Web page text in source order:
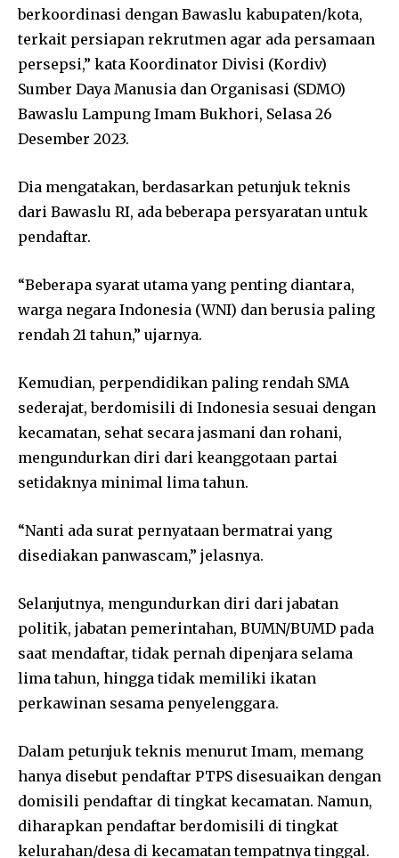
berkoordinasi dengan Bawaslu kabupaten/kota,
terkait persiapan rekrutmen agar ada persamaan
persepsi,” kata Koordinator Divisi (Kordiv)
Sumber Daya Manusia dan Organisasi (SDMO)
Bawaslu Lampung Imam Bukhori, Selasa 26
Desember 2023.
Dia mengatakan, berdasarkan petunjuk teknis
dari Bawaslu RI, ada beberapa persyaratan untuk
pendaftar.
“Beberapa syarat utama yang penting diantara,
warga negara Indonesia (WNI) dan berusia paling
rendah 21 tahun,” ujarnya.
Kemudian, perpendidikan paling rendah SMA
sederajat, berdomisili di Indonesia sesuai dengan
kecamatan, sehat secara jasmani dan rohani,
mengundurkan diri dari keanggotaan partai
setidaknya minimal lima tahun.
“Nanti ada surat pernyataan bermatrai yang
disediakan panwascam,” jelasnya.
Selanjutnya, mengundurkan diri dari jabatan
politik, jabatan pemerintahan, BUMN/BUMD pada
saat mendaftar, tidak pernah dipenjara selama
lima tahun, hingga tidak memiliki ikatan
perkawinan sesama penyelenggara.
Dalam petunjuk teknis menurut Imam, memang
hanya disebut pendaftar PTPS disesuaikan dengan
domisili pendaftar di tingkat kecamatan. Namun,
diharapkan pendaftar berdomisili di tingkat
kelurahan/desa di kecamatan tempatnya tinggal.